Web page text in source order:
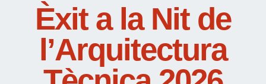
Èxit a la Nit de
l’Arquitectura